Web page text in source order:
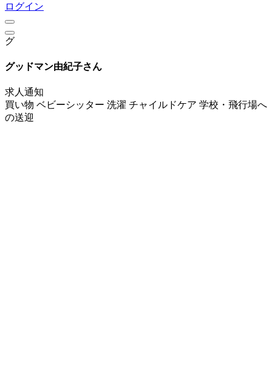
ログイン
グ
グッドマン由紀子さん
求人通知
買い物 ベビーシッター 洗濯 チャイルドケア 学校・飛行場へ
の送迎